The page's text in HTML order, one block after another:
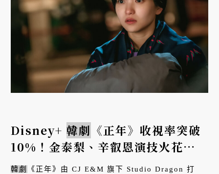
Disney+韓劇 《正年》收視率突破
10%！金泰梨、辛叡恩演技火花四
射，鄭恩彩反串男主角登話題榜
韓劇
《正年》由 CJ E&M 旗下 Studio Dragon 打